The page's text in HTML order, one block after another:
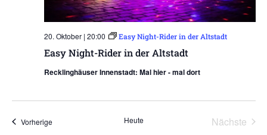
Easy Night-Rider in der Altstadt
20. Oktober | 20:00 Easy Night-Rider in der Altstadt
Recklinghäuser Innenstadt: Mal hier - mal dort
VorherigeVeranstaltungen Heute Nächste